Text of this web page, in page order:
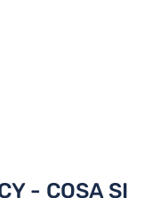
- COSA SI